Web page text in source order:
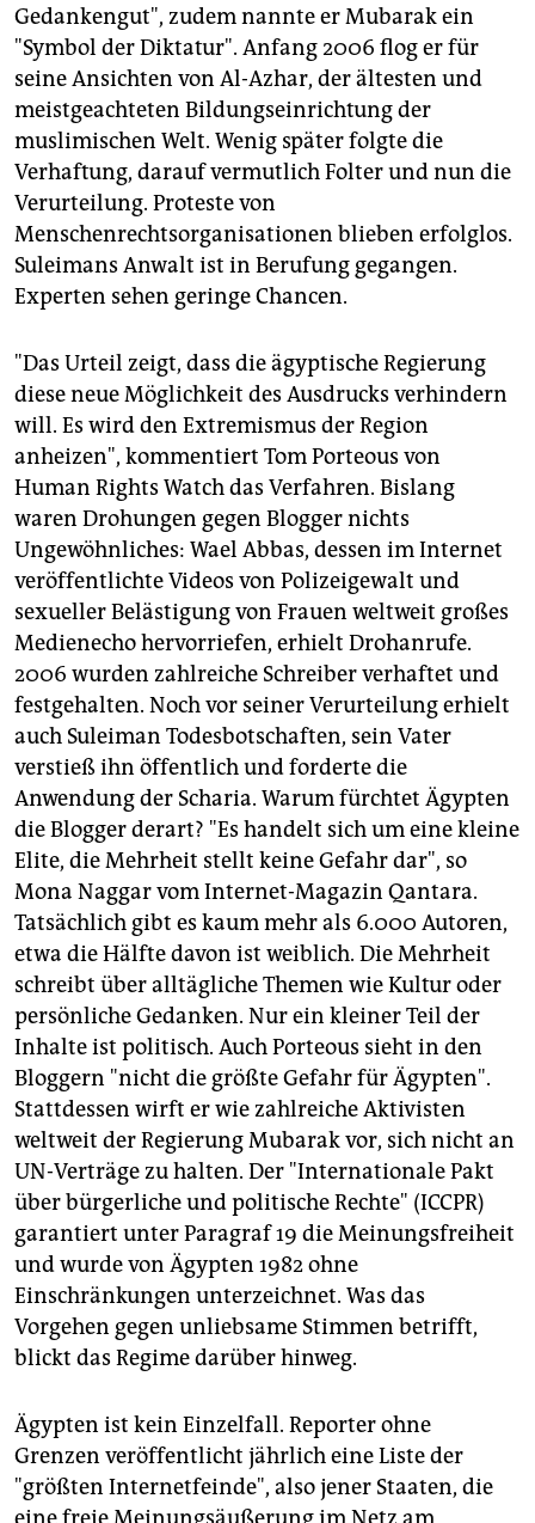
Gedankengut", zudem nannte er Mubarak ein
"Symbol der Diktatur". Anfang 2006 flog er für
seine Ansichten von Al-Azhar, der ältesten und
meistgeachteten Bildungseinrichtung der
muslimischen Welt. Wenig später folgte die
Verhaftung, darauf vermutlich Folter und nun die
Verurteilung. Proteste von
Menschenrechtsorganisationen blieben erfolglos.
Suleimans Anwalt ist in Berufung gegangen.
Experten sehen geringe Chancen.
"Das Urteil zeigt, dass die ägyptische Regierung
diese neue Möglichkeit des Ausdrucks verhindern
will. Es wird den Extremismus der Region
anheizen", kommentiert Tom Porteous von
Human Rights Watch das Verfahren. Bislang
waren Drohungen gegen Blogger nichts
Ungewöhnliches: Wael Abbas, dessen im Internet
veröffentlichte Videos von Polizeigewalt und
sexueller Belästigung von Frauen weltweit großes
Medienecho hervorriefen, erhielt Drohanrufe.
2006 wurden zahlreiche Schreiber verhaftet und
festgehalten. Noch vor seiner Verurteilung erhielt
auch Suleiman Todesbotschaften, sein Vater
verstieß ihn öffentlich und forderte die
Anwendung der Scharia. Warum fürchtet Ägypten
die Blogger derart? "Es handelt sich um eine kleine
Elite, die Mehrheit stellt keine Gefahr dar", so
Mona Naggar vom Internet-Magazin Qantara.
Tatsächlich gibt es kaum mehr als 6.000 Autoren,
etwa die Hälfte davon ist weiblich. Die Mehrheit
schreibt über alltägliche Themen wie Kultur oder
persönliche Gedanken. Nur ein kleiner Teil der
Inhalte ist politisch. Auch Porteous sieht in den
Bloggern "nicht die größte Gefahr für Ägypten".
Stattdessen wirft er wie zahlreiche Aktivisten
weltweit der Regierung Mubarak vor, sich nicht an
UN-Verträge zu halten. Der "Internationale Pakt
über bürgerliche und politische Rechte" (ICCPR)
garantiert unter Paragraf 19 die Meinungsfreiheit
und wurde von Ägypten 1982 ohne
Einschränkungen unterzeichnet. Was das
Vorgehen gegen unliebsame Stimmen betrifft,
blickt das Regime darüber hinweg.
Ägypten ist kein Einzelfall. Reporter ohne
Grenzen veröffentlicht jährlich eine Liste der
"größten Internetfeinde", also jener Staaten, die